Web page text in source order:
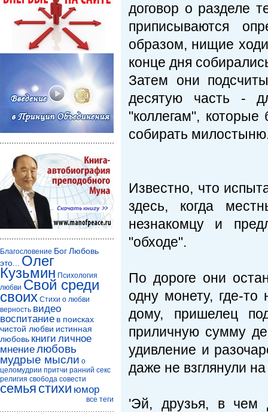
договор о разделе
приписываются
образом, нищие
конце дня
Затем они
десятую часть -
"коллегам",
собирать
Известно, что
здесь, когда
незнакомцу и
"обходе".
По дороге они
одну монету, где-то
дому, пришелец
приличную сумму
удивление и
даже не взглянули на
'Эй, друзья, в чем
Благословение БогЛюбовь
это...
Олег
Кузьмин Психология
любви Свой среди
своих Стихи о любви
верность видео
воспитание в поисках
чистой любви истинная
любовь книги личное
мнениелюбовь
мудрые мысли о
целомудрии притчи ранний секс
религия свобода совести
семья стихи юмор
все теги